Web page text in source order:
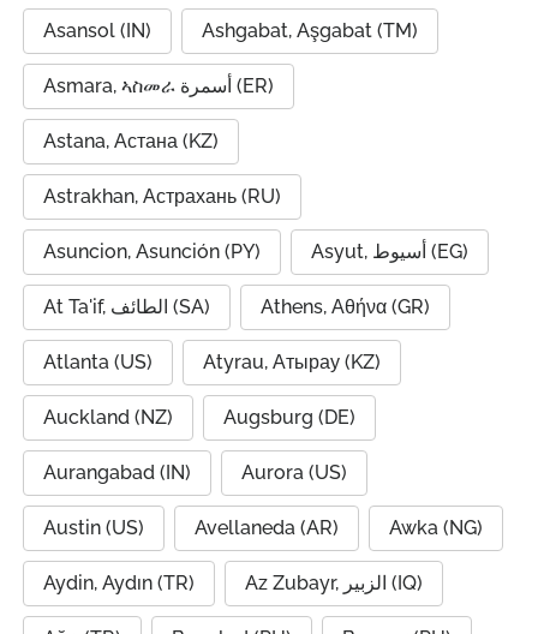
Asansol (IN) Ashgabat, Aşgabat (TM)
Asmara, ኣስመራ أسمرة (ER)
Astana, Астана (KZ)
Astrakhan, Астрахань (RU)
Asuncion, Asunción (PY) Asyut, أسيوط (EG)
At Ta'if, الطائف (SA) Athens, Αθήνα (GR)
Atlanta (US) Atyrau, Атырау (KZ)
Auckland (NZ) Augsburg (DE)
Aurangabad (IN) Aurora (US)
Austin (US) Avellaneda (AR) Awka (NG)
Aydin, Aydın (TR) Az Zubayr, الزبير (IQ)